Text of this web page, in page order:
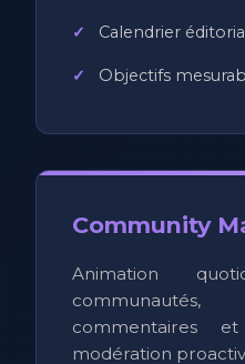
Calendrier
Objectifs
Community
Animation
commentaires
modération